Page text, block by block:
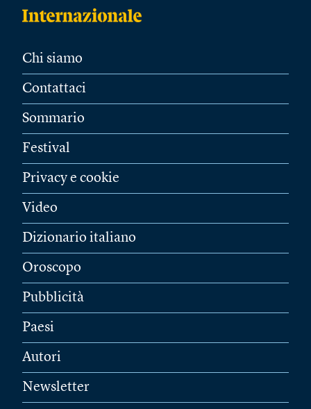
Chi siamo
Contattaci
Sommario
Festival
Privacy e cookie
Video
Dizionario italiano
Oroscopo
Pubblicità
Paesi
Autori
Newsletter